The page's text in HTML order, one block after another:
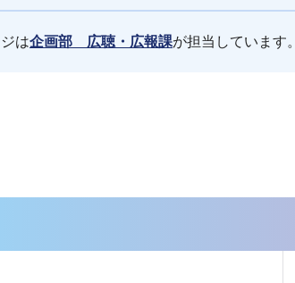
は企画部 広聴・広報課が担当しています。